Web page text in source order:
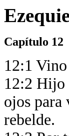
Capítulo 12
12:1
12:2 Hijo
ojos para
rebelde.